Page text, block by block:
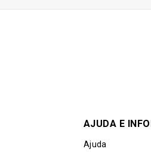
AJUDA E
Ajuda